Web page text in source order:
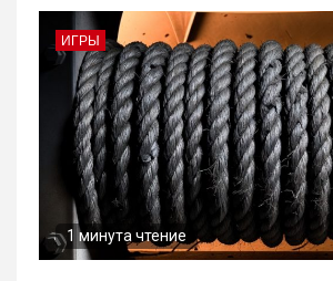
ИГРЫ
1 минута чтение